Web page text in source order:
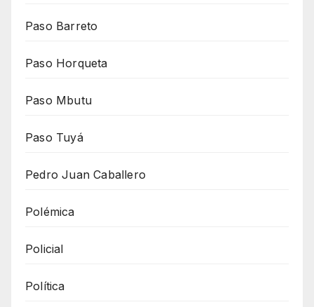
Paso Barreto
Paso Horqueta
Paso Mbutu
Paso Tuyá
Pedro Juan Caballero
Polémica
Policial
Política